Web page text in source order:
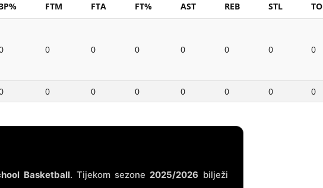
FTM FTA FT% AST REB STL TO
0 0 0 0 0 0 0
0 0 0 0 0 0 0
Basketball. Tijekom sezone2025/2026 bilježi